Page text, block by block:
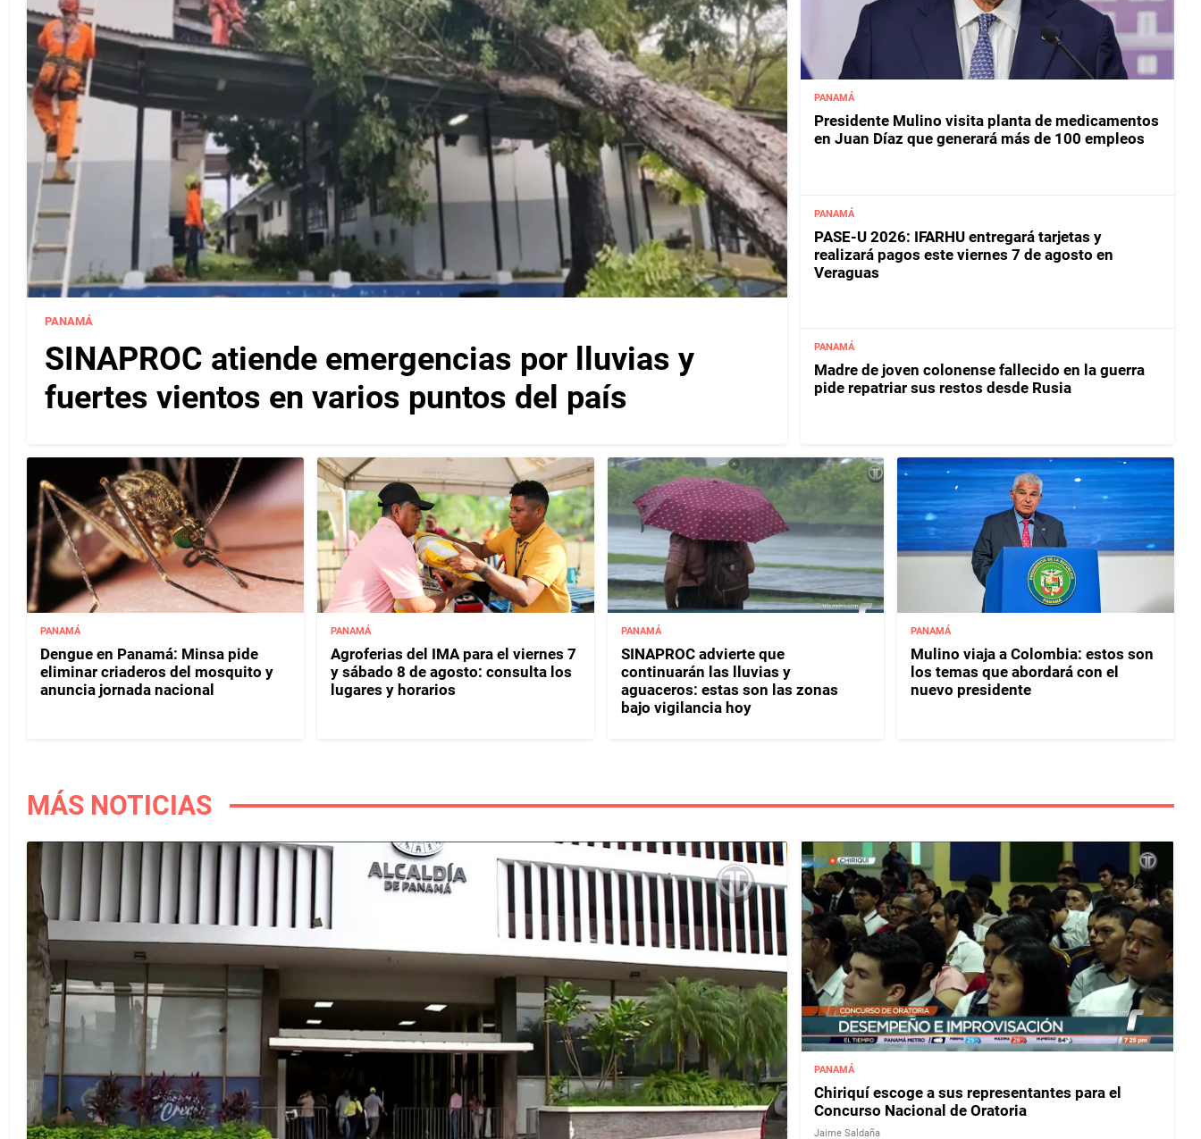
PANAMÁ
SINAPROC atiende emergencias por lluvias y
fuertes vientos en varios puntos del país
PANAMÁ
Presidente Mulino visita planta de medicamentos
en Juan Díaz que generará más de 100 empleos
PANAMÁ
PASE-U 2026: IFARHU entregará tarjetas y
realizará pagos este viernes 7 de agosto en
Veraguas
PANAMÁ
Madre de joven colonense fallecido en la guerra
pide repatriar sus restos desde Rusia
PANAMÁ
Dengue en Panamá: Minsa pide
eliminar criaderos del mosquito y
anuncia jornada nacional
PANAMÁ
Agroferias del IMA para el viernes 7
y sábado 8 de agosto: consulta los
lugares y horarios
PANAMÁ
SINAPROC advierte que
continuarán las lluvias y
aguaceros: estas son las zonas
bajo vigilancia hoy
PANAMÁ
Mulino viaja a Colombia: estos son
los temas que abordará con el
nuevo presidente
MÁS NOTICIAS
PANAMÁ
Chiriquí escoge a sus representantes para el
Concurso Nacional de Oratoria
Jaime Saldaña